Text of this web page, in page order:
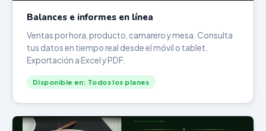
Balances e informes en línea
Ventas por hora, producto, camarero y mesa. Consulta
tus datos en tiempo real desde el móvil o tablet.
Exportación a Excel y PDF.
Disponible en: Todos los planes